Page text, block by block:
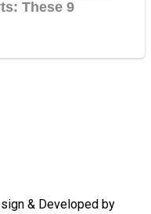
& Developed by